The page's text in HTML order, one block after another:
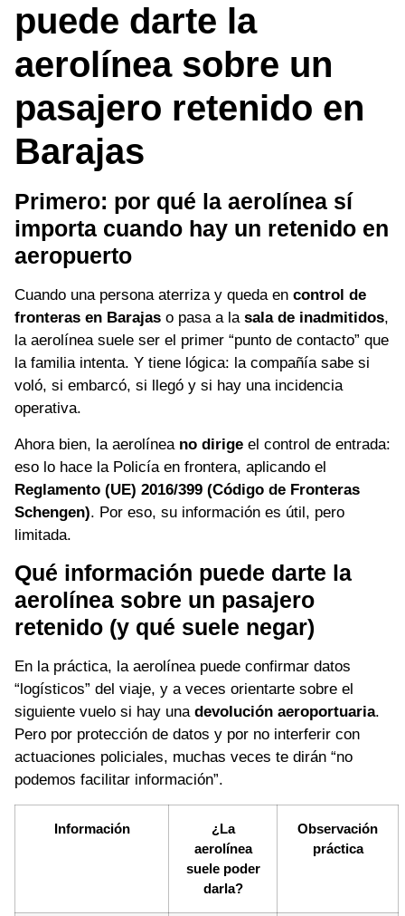
puede darte la
aerolínea sobre un
pasajero retenido en
Barajas
Primero: por qué la aerolínea sí
importa cuando hay un retenido en
aeropuerto
Cuando una persona aterriza y queda en control de
fronteras en Barajas o pasa a la sala de inadmitidos,
la aerolínea suele ser el primer “punto de contacto” que
la familia intenta. Y tiene lógica: la compañía sabe si
voló, si embarcó, si llegó y si hay una incidencia
operativa.
Ahora bien, la aerolínea no dirige el control de entrada:
eso lo hace la Policía en frontera, aplicando el
Reglamento (UE) 2016/399 (Código de Fronteras
Schengen). Por eso, su información es útil, pero
limitada.
Qué información puede darte la
aerolínea sobre un pasajero
retenido (y qué suele negar)
En la práctica, la aerolínea puede confirmar datos
“logísticos” del viaje, y a veces orientarte sobre el
siguiente vuelo si hay una devolución aeroportuaria.
Pero por protección de datos y por no interferir con
actuaciones policiales, muchas veces te dirán “no
podemos facilitar información”.
Información
¿La
aerolínea
suele poder
darla?
Observación
práctica